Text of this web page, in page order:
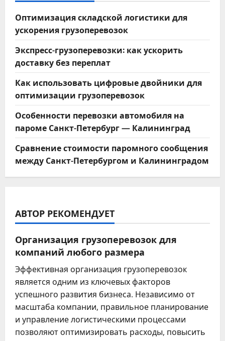
Оптимизация складской логистики для
ускорения грузоперевозок
Экспресс-грузоперевозки: как ускорить
доставку без переплат
Как использовать цифровые двойники для
оптимизации грузоперевозок
Особенности перевозки автомобиля на
пароме Санкт-Петербург — Калининград
Сравнение стоимости паромного сообщения
между Санкт-Петербургом и Калининградом
АВТОР РЕКОМЕНДУЕТ
Организация грузоперевозок для
компаний любого размера
Эффективная организация грузоперевозок
является одним из ключевых факторов
успешного развития бизнеса. Независимо от
масштаба компании, правильное планирование
и управление логистическими процессами
позволяют оптимизировать расходы, повысить